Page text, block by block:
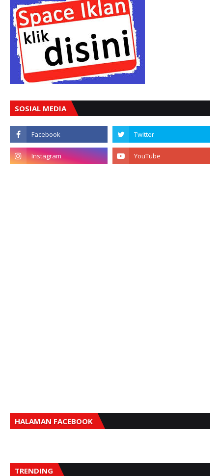
SOSIAL MEDIA
HALAMAN FACEBOOK
TRENDING